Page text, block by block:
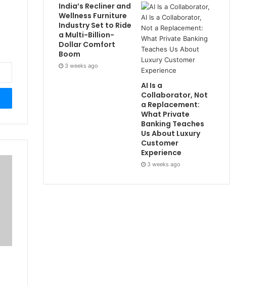
India’s Recliner and
Wellness Furniture
Industry Set to Ride
a Multi-Billion-
Dollar Comfort
Boom
3 weeks ago
AI Is a
Collaborator, Not
a Replacement:
What Private
Banking Teaches
Us About Luxury
Customer
Experience
3 weeks ago